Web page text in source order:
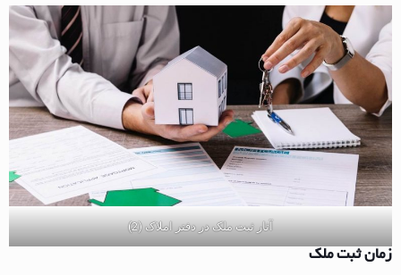
آثار ثبت ملک در دفتر املاک (2)
زمان ثبت ملک